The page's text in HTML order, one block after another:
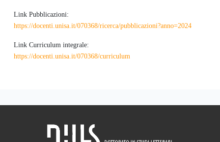
Link Pubblicazioni:
https://docenti.unisa.it/070368/ricerca/pubblicazioni?anno=2024
Link Curriculum integrale:
https://docenti.unisa.it/070368/curriculum